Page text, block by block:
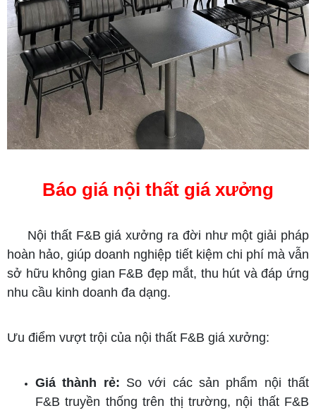
Báo giá nội thất giá xưởng
Nội thất F&B giá xưởng ra đời như một giải pháp
hoàn hảo, giúp doanh nghiệp tiết kiệm chi phí mà vẫn
sở hữu không gian F&B đẹp mắt, thu hút và đáp ứng
nhu cầu kinh doanh đa dạng.
Ưu điểm vượt trội của nội thất F&B giá xưởng:
Giá thành rẻ: So với các sản phẩm nội thất
F&B truyền thống trên thị trường, nội thất F&B